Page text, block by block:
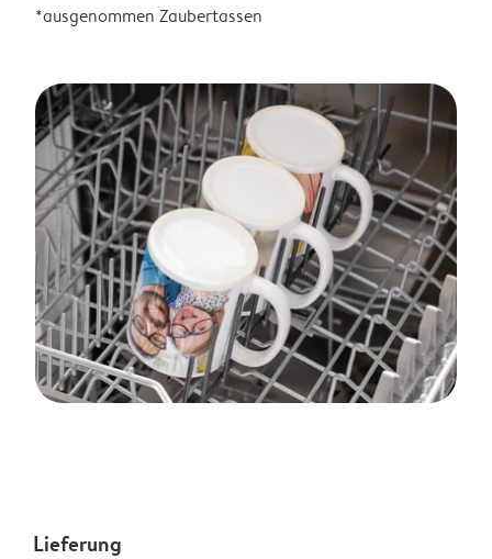
*ausgenommen Zaubertassen
Lieferung